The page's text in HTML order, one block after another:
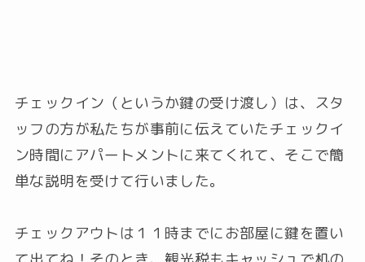
チェックイン（というか鍵の受け渡し）は、スタ
ッフの方が私たちが事前に伝えていたチェックイ
ン時間にアパートメントに来てくれて、そこで簡
単な説明を受けて行いました。
チェックアウトは１１時までにお部屋に鍵を置い